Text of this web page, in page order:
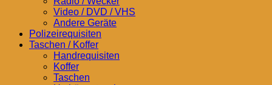
Video / DVD / VHS
Andere Geräte
Polizeirequisiten
Taschen / Koffer
Handrequisiten
Koffer
Taschen